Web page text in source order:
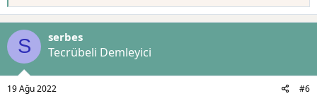
p
k
i
l
e
r
:
S serbes
Tecrübeli Demleyici
19 Ağu 2022 #6